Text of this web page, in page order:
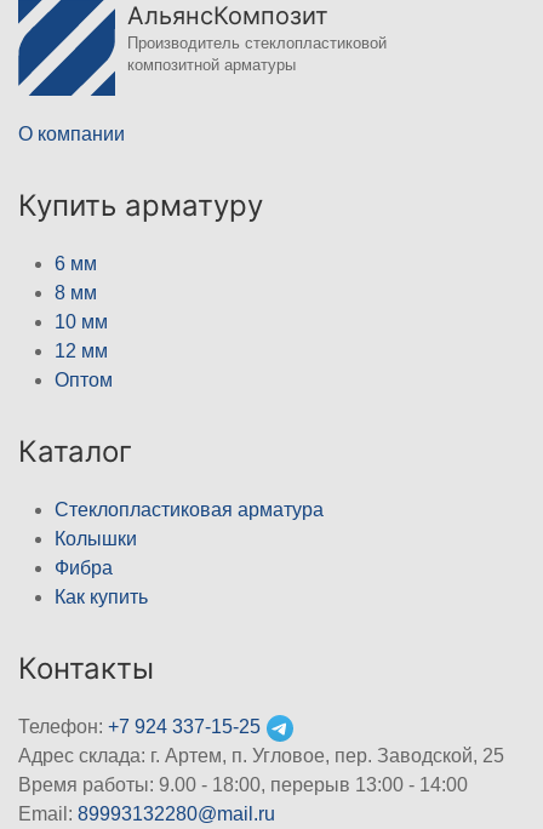
АльянсКомпозит
Производитель стеклопластиковой
композитной арматуры
О компании
Купить арматуру
6 мм
8 мм
10 мм
12 мм
Оптом
Каталог
Стеклопластиковая арматура
Колышки
Фибра
Как купить
Контакты
Телефон: +7 924 337-15-25
Адрес склада: г. Артем, п. Угловое, пер. Заводской, 25
Время работы: 9.00 - 18:00, перерыв 13:00 - 14:00
Email: 89993132280@mail.ru